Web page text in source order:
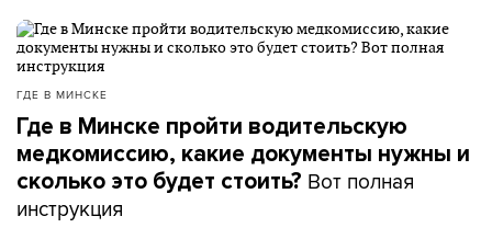
ГДЕ В МИНСКЕ
Где в Минске пройти водительскую
медкомиссию, какие документы нужны и
сколько это будет стоить? Вот полная
инструкция